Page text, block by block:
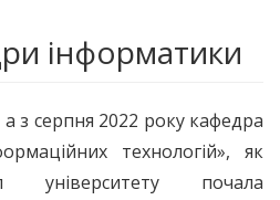
інформатики
з серпня 2022 року кафедра
технологій», як
університету почала